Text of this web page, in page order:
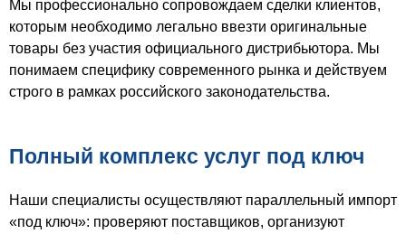
Мы профессионально сопровождаем сделки клиентов,
которым необходимо легально ввезти оригинальные
товары без участия официального дистрибьютора. Мы
понимаем специфику современного рынка и действуем
строго в рамках российского законодательства.
Полный комплекс услуг под ключ
Наши специалисты осуществляют параллельный импорт
«под ключ»: проверяют поставщиков, организуют